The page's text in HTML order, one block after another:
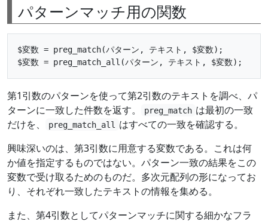
パターンマッチ用の関数
$変数 = preg_match(パターン, テキスト, $変数);
第1引数のパターンを使って第2引数のテキストを調べ、パ
ターンに一致した件数を返す。
preg_match は最初の一致
だけを、
preg_match_all
はすべての一致を確認する。
興味深いのは、第3引数に用意する変数である。これは何
か値を指定するものではない。パターン一致の結果をこの
変数で受け取るためのものだ。多次元配列の形になってお
り、それぞれ一致したテキストの情報を集める。
また、第4引数としてパターンマッチに関する細かなフラ